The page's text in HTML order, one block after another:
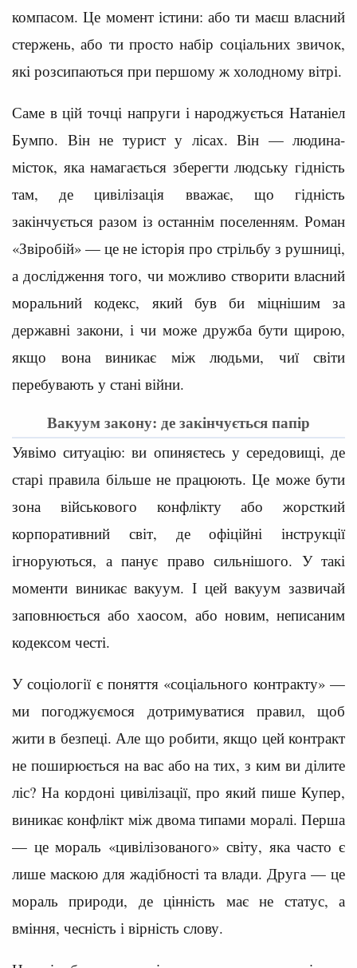
компасом. Це момент істини: або ти маєш власний
стержень, або ти просто набір соціальних звичок,
які розсипаються при першому ж холодному вітрі.
Саме в цій точці напруги і народжується Натаніел
Бумпо. Він не турист у лісах. Він — людина-
місток, яка намагається зберегти людську гідність
там, де цивілізація вважає, що гідність
закінчується разом із останнім поселенням. Роман
«Звіробій» — це не історія про стрільбу з рушниці,
а дослідження того, чи можливо створити власний
моральний кодекс, який був би міцнішим за
державні закони, і чи може дружба бути щирою,
якщо вона виникає між людьми, чиї світи
перебувають у стані війни.
Вакуум закону: де закінчується папір
Уявімо ситуацію: ви опиняєтесь у середовищі, де
старі правила більше не працюють. Це може бути
зона військового конфлікту або жорсткий
корпоративний світ, де офіційні інструкції
ігноруються, а панує право сильнішого. У такі
моменти виникає вакуум. І цей вакуум зазвичай
заповнюється або хаосом, або новим, неписаним
кодексом честі.
У соціології є поняття «соціального контракту» —
ми погоджуємося дотримуватися правил, щоб
жити в безпеці. Але що робити, якщо цей контракт
не поширюється на вас або на тих, з ким ви ділите
ліс? На кордоні цивілізації, про який пише Купер,
виникає конфлікт між двома типами моралі. Перша
— це мораль «цивілізованого» світу, яка часто є
лише маскою для жадібності та влади. Друга — це
мораль природи, де цінність має не статус, а
вміння, чесність і вірність слову.